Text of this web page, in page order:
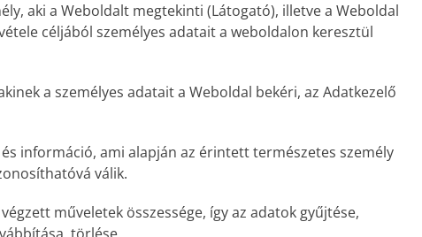
aki a Weboldalt megtekinti (Látogató), illetve a Weboldal
céljából személyes adatait a weboldalon keresztül
a személyes adatait a Weboldal bekéri, az Adatkezelő
információ, ami alapján az érintett természetes személy
válik.
műveletek összessége, így az adatok gyűjtése,